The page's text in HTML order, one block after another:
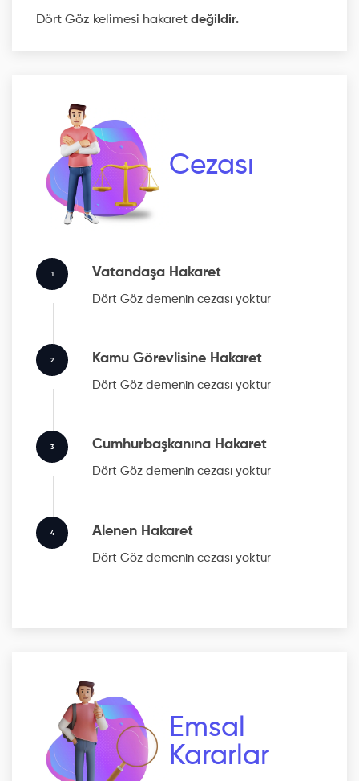
Dört Göz kelimesi hakaret değildir.
Cezası
1 Vatandaşa Hakaret
Dört Göz demenin cezası yoktur
2 Kamu Görevlisine Hakaret
Dört Göz demenin cezası yoktur
3 Cumhurbaşkanına Hakaret
Dört Göz demenin cezası yoktur
4 Alenen Hakaret
Dört Göz demenin cezası yoktur
Emsal
Kararlar